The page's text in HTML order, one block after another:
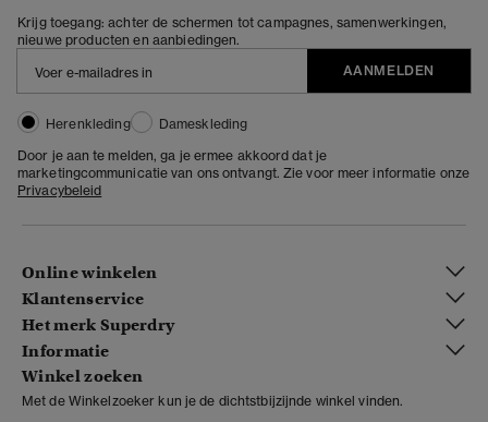
Krijg toegang: achter de schermen tot campagnes, samenwerkingen,
nieuwe producten en aanbiedingen.
AANMELDEN
Herenkleding
Dameskleding
Door je aan te melden, ga je ermee akkoord dat je
marketingcommunicatie van ons ontvangt. Zie voor meer informatie onze
Privacybeleid
Online winkelen
Klantenservice
Het merk Superdry
Informatie
Winkel zoeken
Met de Winkelzoeker kun je de dichtstbijzijnde winkel vinden.